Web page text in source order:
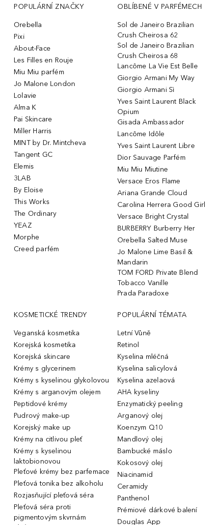
POPULÁRNÍ ZNAČKY
Orebella
Pixi
About-Face
Les Filles en Rouje
Miu Miu parfém
Jo Malone London
Lolavie
Alma K
Pai Skincare
Miller Harris
MINT by Dr. Mintcheva
Tangent GC
Elemis
3LAB
By Eloise
This Works
The Ordinary
YEAZ
Morphe
Creed parfém
OBLÍBENÉ V PARFÉMECH
Sol de Janeiro Brazilian
Crush Cheirosa 62
Sol de Janeiro Brazilian
Crush Cheirosa 68
Lancôme La Vie Est Belle
Giorgio Armani My Way
Giorgio Armani Sì
Yves Saint Laurent Black
Opium
Gisada Ambassador
Lancôme Idôle
Yves Saint Laurent Libre
Dior Sauvage Parfém
Miu Miu Miutine
Versace Eros Flame
Ariana Grande Cloud
Carolina Herrera Good Girl
Versace Bright Crystal
BURBERRY Burberry Her
Orebella Salted Muse
Jo Malone Lime Basil &
Mandarin
TOM FORD Private Blend
Tobacco Vanille
Prada Paradoxe
KOSMETICKÉ TRENDY
Veganská kosmetika
Korejská kosmetika
Korejská skincare
Krémy s glycerinem
Krémy s kyselinou glykolovou
Krémy s arganovým olejem
Peptidové krémy
Pudrový make-up
Korejský make up
Krémy na citlivou pleť
Krémy s kyselinou
laktobionovou
Pleťové krémy bez parfemace
Pleťová tonika bez alkoholu
Rozjasňující pleťová séra
Pleťová séra proti
pigmentovým skvrnám
POPULÁRNÍ TÉMATA
Letní Vůně
Retinol
Kyselina mléčná
Kyselina salicylová
Kyselina azelaová
AHA kyseliny
Enzymatický peeling
Arganový olej
Koenzym Q10
Mandlový olej
Bambucké máslo
Kokosový olej
Niacinamid
Ceramidy
Panthenol
Prémiové dárkové balení
Douglas App